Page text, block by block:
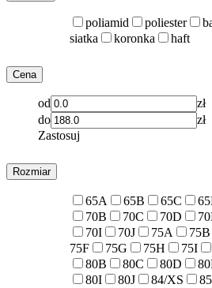
poliamid poliester
siatka
koronka haft
Cena
od
zł
do
zł
Zastosuj
Rozmiar
65A 65B 65C
70B
70C 70D
70I
70J 75A 75B
75F
75G 75H 75I
80B
80C 80D
80I
80J 84/XS